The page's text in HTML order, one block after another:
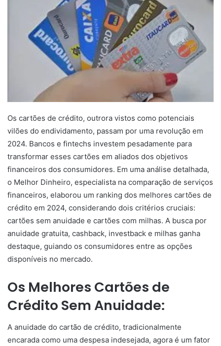
Os cartões de crédito, outrora vistos como potenciais
vilões do endividamento, passam por uma revolução em
2024. Bancos e fintechs investem pesadamente para
transformar esses cartões em aliados dos objetivos
financeiros dos consumidores. Em uma análise detalhada,
o Melhor Dinheiro, especialista na comparação de serviços
financeiros, elaborou um ranking dos melhores cartões de
crédito em 2024, considerando dois critérios cruciais:
cartões sem anuidade e cartões com milhas. A busca por
anuidade gratuita, cashback, investback e milhas ganha
destaque, guiando os consumidores entre as opções
disponíveis no mercado.
Os Melhores Cartões de
Crédito Sem Anuidade:
A anuidade do cartão de crédito, tradicionalmente
encarada como uma despesa indesejada, agora é um fator